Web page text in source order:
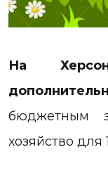
На
бюджетным
хозяйство для